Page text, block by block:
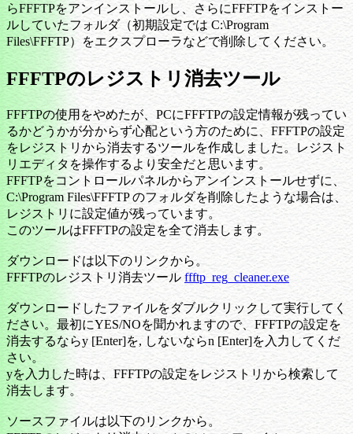
らFFFTPをアンインストールし、さらにFFFTPをインストー
ルしていたフォルダ（初期設定では C:\Program
Files\FFFTP）をエクスプローラなどで削除してください。
FFFTPのレジストリ消去ツール
FFFTPの使用をやめたが、PCにFFFTPの設定情報が残ってい
るかどうかが分からず心配という方のために、FFFTPの設定
をレジストリから消去するツールを作成しました。レジスト
リエディタを操作するより安全だと思います。
FFFTPをコントロールパネルからアンインストールせずに、
C:\Program Files\FFFTP のフォルダを削除したような場合は、
レジストリに設定値が残っています。
このツールはFFFTPの設定を全て消去します。
ダウンロードは以下のリンクから。
FFFTPのレジストリ消去ツール ffftp_reg_cleaner.exe
ダウンロードしたファイルをダブルクリックして実行してく
ださい。最初にYES/NOを聞かれますので、FFFTPの設定を
消去するならy [Enter]を, しないならn [Enter]を入力してくだ
さい。
yを入力した時は、FFFTPの設定をレジストリから検索して
消去します。
ソースファイルは以下のリンクから。